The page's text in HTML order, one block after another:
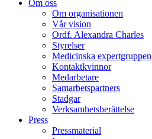
Om oss
Om organisationen
Vår vision
Ordf. Alexandra Charles
Styrelser
Medicinska expertgruppen
Kontaktkvinnor
Medarbetare
Samarbetspartners
Stadgar
Verksamhetsberättelse
Press
Pressmaterial